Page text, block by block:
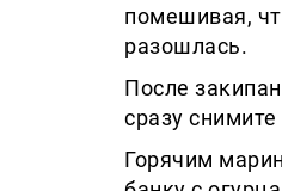
помешивая,
разошлась.
После
сразу
Горячим